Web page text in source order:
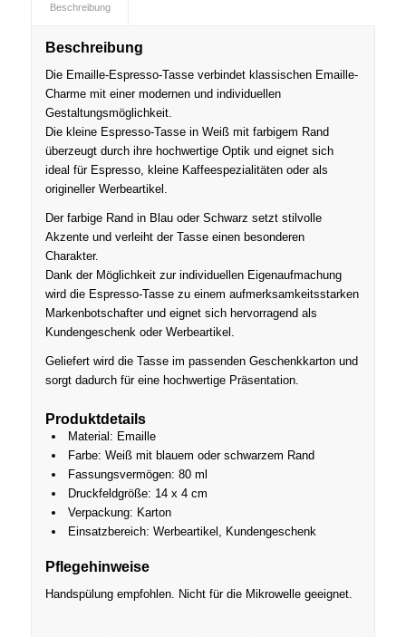
Beschreibung
Beschreibung
Die Emaille-Espresso-Tasse verbindet klassischen Emaille-
Charme mit einer modernen und individuellen
Gestaltungsmöglichkeit.
Die kleine Espresso-Tasse in Weiß mit farbigem Rand
überzeugt durch ihre hochwertige Optik und eignet sich
ideal für Espresso, kleine Kaffeespezialitäten oder als
origineller Werbeartikel.
Der farbige Rand in Blau oder Schwarz setzt stilvolle
Akzente und verleiht der Tasse einen besonderen
Charakter.
Dank der Möglichkeit zur individuellen Eigenaufmachung
wird die Espresso-Tasse zu einem aufmerksamkeitsstarken
Markenbotschafter und eignet sich hervorragend als
Kundengeschenk oder Werbeartikel.
Geliefert wird die Tasse im passenden Geschenkkarton und
sorgt dadurch für eine hochwertige Präsentation.
Produktdetails
Material: Emaille
Farbe: Weiß mit blauem oder schwarzem Rand
Fassungsvermögen: 80 ml
Druckfeldgröße: 14 x 4 cm
Verpackung: Karton
Einsatzbereich: Werbeartikel, Kundengeschenk
Pflegehinweise
Handspülung empfohlen. Nicht für die Mikrowelle geeignet.